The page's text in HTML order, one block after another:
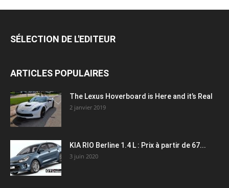
SÉLECTION DE L'EDITEUR
ARTICLES POPULAIRES
The Lexus Hoverboard is Here and it’s Real
2 janvier 2019
KIA RIO Berline 1.4 L : Prix à partir de 67...
3 juin 2020